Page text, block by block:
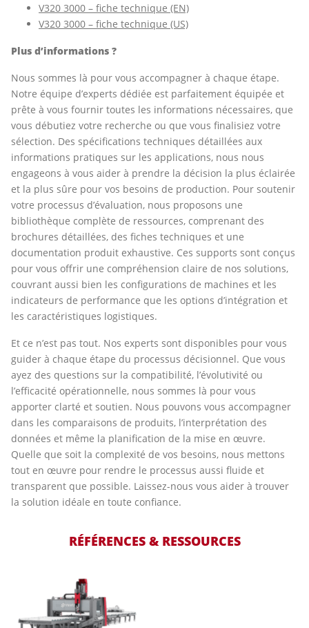
V320 3000 – fiche technique (EN)
V320 3000 – fiche technique (US)
Plus d’informations ?
Nous sommes là pour vous accompagner à chaque étape.
Notre équipe d’experts dédiée est parfaitement équipée et
prête à vous fournir toutes les informations nécessaires, que
vous débutiez votre recherche ou que vous finalisiez votre
sélection. Des spécifications techniques détaillées aux
informations pratiques sur les applications, nous nous
engageons à vous aider à prendre la décision la plus éclairée
et la plus sûre pour vos besoins de production. Pour soutenir
votre processus d’évaluation, nous proposons une
bibliothèque complète de ressources, comprenant des
brochures détaillées, des fiches techniques et une
documentation produit exhaustive. Ces supports sont conçus
pour vous offrir une compréhension claire de nos solutions,
couvrant aussi bien les configurations de machines et les
indicateurs de performance que les options d’intégration et
les caractéristiques logistiques.
Et ce n’est pas tout. Nos experts sont disponibles pour vous
guider à chaque étape du processus décisionnel. Que vous
ayez des questions sur la compatibilité, l’évolutivité ou
l’efficacité opérationnelle, nous sommes là pour vous
apporter clarté et soutien. Nous pouvons vous accompagner
dans les comparaisons de produits, l’interprétation des
données et même la planification de la mise en œuvre.
Quelle que soit la complexité de vos besoins, nous mettons
tout en œuvre pour rendre le processus aussi fluide et
transparent que possible. Laissez-nous vous aider à trouver
la solution idéale en toute confiance.
RÉFÉRENCES & RESSOURCES